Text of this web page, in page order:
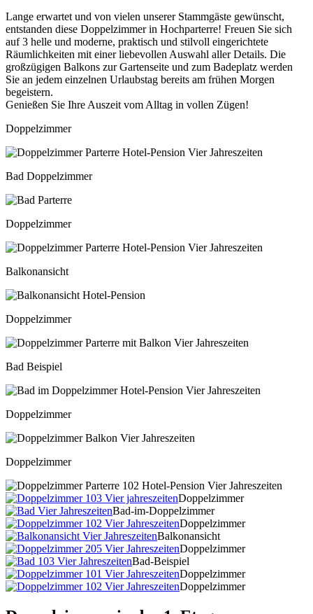
Lange erwartet und von vielen unserer Stammgäste gewünscht,
entstanden diese Doppelzimmer in Hochparterre! Freuen Sie sich
auf 3 helle und moderne, praktisch und stilvoll eingerichtete
Räumlichkeiten mit einer liebevollen Auswahl aller Details. Die
großzügigen Balkons zur Gartenseite und zum Badeplatz werden
Sie an jedem einzelnen Urlaubstag bereits am frühen Morgen
begeistern.
Genießen Sie Ihre Auszeit vom Alltag in vollen Zügen!
Doppelzimmer
Bad Doppelzimmer
Doppelzimmer
Balkonansicht
Doppelzimmer
Bad Beispiel
Doppelzimmer
Doppelzimmer
Doppelzimmer
Bad-im-Doppelzimmer
Doppelzimmer
Balkonansicht
Doppelzimmer
Bad-Beispiel
Doppelzimmer
Doppelzimmer